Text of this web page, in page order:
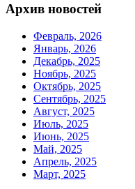
Архив новостей
Февраль, 2026
Январь, 2026
Декабрь, 2025
Ноябрь, 2025
Октябрь, 2025
Сентябрь, 2025
Август, 2025
Июль, 2025
Июнь, 2025
Май, 2025
Апрель, 2025
Март, 2025